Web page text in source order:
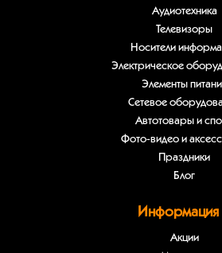
Аудиотехника
Телевизоры
Носители
Электрическое
Элементы
Сетевое
Автотовары и
Фото-видео и
Праздники
Блог
Информация
Акции